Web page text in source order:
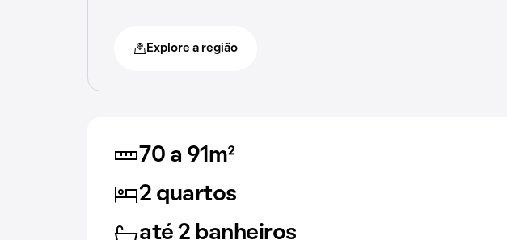
Explore a região
70 a 91m²
2 quartos
até 2 banheiros